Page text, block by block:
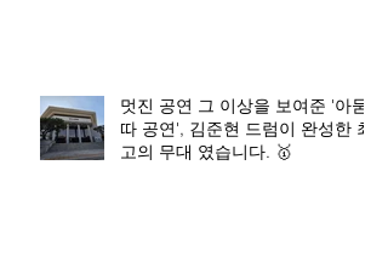
멋진 공연 그 이상을 보여준 '아묻
따 공연', 김준현 드럼이 완성한 최
고의 무대 였습니다. 🥇